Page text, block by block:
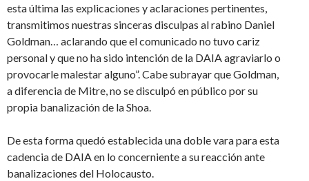
esta última las explicaciones y aclaraciones pertinentes,
transmitimos nuestras sinceras disculpas al rabino Daniel
Goldman… aclarando que el comunicado no tuvo cariz
personal y que no ha sido intención de la DAIA agraviarlo o
provocarle malestar alguno”. Cabe subrayar que Goldman,
a diferencia de Mitre, no se disculpó en público por su
propia banalización de la Shoa.
De esta forma quedó establecida una doble vara para esta
cadencia de DAIA en lo concerniente a su reacción ante
banalizaciones del Holocausto.